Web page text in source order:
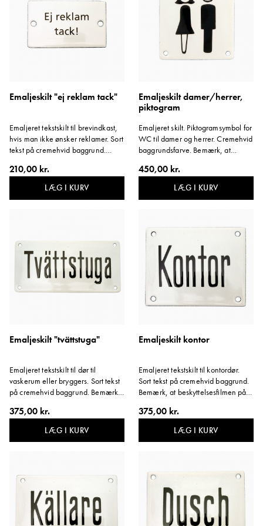
Emaljeskilt "ej reklam tack"
Emaljeret tekstskilt til brevindkast,
hvis man ikke ønsker reklamer. Sort
tekst på cremehvid baggrund.
skiltets kant skal blive siddende.
Variant: Ingen reklamer, tak.
210,00 kr.
LÆG I KURV
Emaljeskilt damer/herrer,
piktogram
Emaljeret skilt. Piktogramsymbol for
WC til damer og herrer. Cremehvid
baggrundsfarve. Bemærk, at
skal blive siddende. Variant:
Damer/Herrer.
450,00 kr.
LÆG I KURV
Emaljeskilt "tvättstuga"
Emaljeret tekstskilt til dør til
vaskerum eller bryggers. Sort tekst
på cremehvid baggrund. Bemærk,
kant skal blive siddende. Variant:
375,00 kr.
LÆG I KURV
Emaljeskilt kontor
Emaljeret tekstskilt til kontordør.
Sort tekst på cremehvid baggrund.
Bemærk, at beskyttelsesfilmen på
Variant: Kontor.
375,00 kr.
LÆG I KURV